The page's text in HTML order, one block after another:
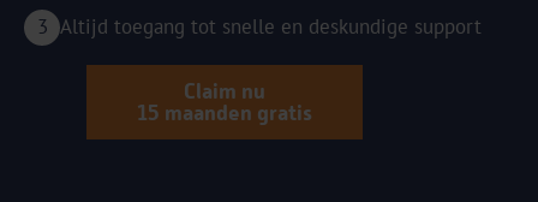
Altijd toegang tot snelle en deskundige support
Claim nu
15 maanden gratis